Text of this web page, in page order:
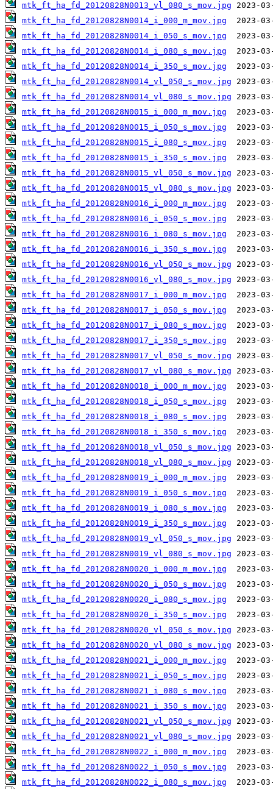
mtk_ft_ha_fd_20120828N0013_vl_080_s_mov.jpg
mtk_ft_ha_fd_20120828N0014_i_000_m_mov.jpg
mtk_ft_ha_fd_20120828N0014_i_050_s_mov.jpg
mtk_ft_ha_fd_20120828N0014_i_080_s_mov.jpg
mtk_ft_ha_fd_20120828N0014_i_350_s_mov.jpg
mtk_ft_ha_fd_20120828N0014_vl_050_s_mov.jpg
mtk_ft_ha_fd_20120828N0014_vl_080_s_mov.jpg
mtk_ft_ha_fd_20120828N0015_i_000_m_mov.jpg
mtk_ft_ha_fd_20120828N0015_i_050_s_mov.jpg
mtk_ft_ha_fd_20120828N0015_i_080_s_mov.jpg
mtk_ft_ha_fd_20120828N0015_i_350_s_mov.jpg
mtk_ft_ha_fd_20120828N0015_vl_050_s_mov.jpg
mtk_ft_ha_fd_20120828N0015_vl_080_s_mov.jpg
mtk_ft_ha_fd_20120828N0016_i_000_m_mov.jpg
mtk_ft_ha_fd_20120828N0016_i_050_s_mov.jpg
mtk_ft_ha_fd_20120828N0016_i_080_s_mov.jpg
mtk_ft_ha_fd_20120828N0016_i_350_s_mov.jpg
mtk_ft_ha_fd_20120828N0016_vl_050_s_mov.jpg
mtk_ft_ha_fd_20120828N0016_vl_080_s_mov.jpg
mtk_ft_ha_fd_20120828N0017_i_000_m_mov.jpg
mtk_ft_ha_fd_20120828N0017_i_050_s_mov.jpg
mtk_ft_ha_fd_20120828N0017_i_080_s_mov.jpg
mtk_ft_ha_fd_20120828N0017_i_350_s_mov.jpg
mtk_ft_ha_fd_20120828N0017_vl_050_s_mov.jpg
mtk_ft_ha_fd_20120828N0017_vl_080_s_mov.jpg
mtk_ft_ha_fd_20120828N0018_i_000_m_mov.jpg
mtk_ft_ha_fd_20120828N0018_i_050_s_mov.jpg
mtk_ft_ha_fd_20120828N0018_i_080_s_mov.jpg
mtk_ft_ha_fd_20120828N0018_i_350_s_mov.jpg
mtk_ft_ha_fd_20120828N0018_vl_050_s_mov.jpg
mtk_ft_ha_fd_20120828N0018_vl_080_s_mov.jpg
mtk_ft_ha_fd_20120828N0019_i_000_m_mov.jpg
mtk_ft_ha_fd_20120828N0019_i_050_s_mov.jpg
mtk_ft_ha_fd_20120828N0019_i_080_s_mov.jpg
mtk_ft_ha_fd_20120828N0019_i_350_s_mov.jpg
mtk_ft_ha_fd_20120828N0019_vl_050_s_mov.jpg
mtk_ft_ha_fd_20120828N0019_vl_080_s_mov.jpg
mtk_ft_ha_fd_20120828N0020_i_000_m_mov.jpg
mtk_ft_ha_fd_20120828N0020_i_050_s_mov.jpg
mtk_ft_ha_fd_20120828N0020_i_080_s_mov.jpg
mtk_ft_ha_fd_20120828N0020_i_350_s_mov.jpg
mtk_ft_ha_fd_20120828N0020_vl_050_s_mov.jpg
mtk_ft_ha_fd_20120828N0020_vl_080_s_mov.jpg
mtk_ft_ha_fd_20120828N0021_i_000_m_mov.jpg
mtk_ft_ha_fd_20120828N0021_i_050_s_mov.jpg
mtk_ft_ha_fd_20120828N0021_i_080_s_mov.jpg
mtk_ft_ha_fd_20120828N0021_i_350_s_mov.jpg
mtk_ft_ha_fd_20120828N0021_vl_050_s_mov.jpg
mtk_ft_ha_fd_20120828N0021_vl_080_s_mov.jpg
mtk_ft_ha_fd_20120828N0022_i_000_m_mov.jpg
mtk_ft_ha_fd_20120828N0022_i_050_s_mov.jpg
mtk_ft_ha_fd_20120828N0022_i_080_s_mov.jpg